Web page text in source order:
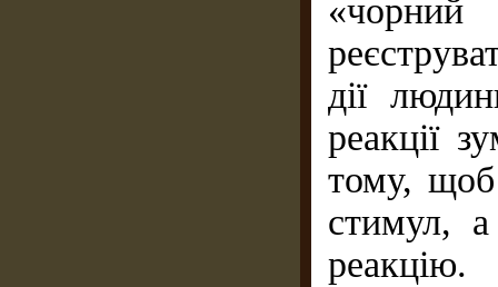
дії
реакції
тому, щоб
стимул,
реакцію.